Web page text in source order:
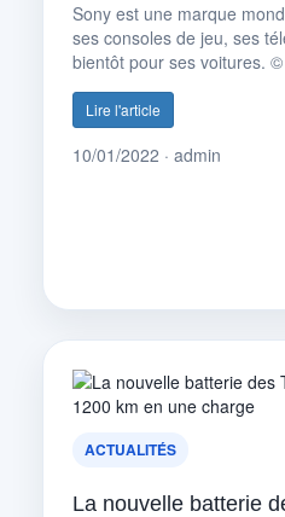
Sony est une marque
ses consoles de jeu, ses
bientôt pour ses voitures.
Lire l'article
10/01/2022 · admin
ACTUALITÉS
La nouvelle batterie